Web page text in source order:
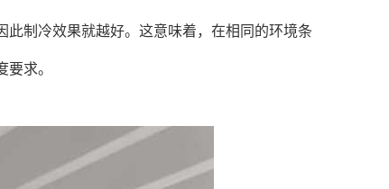
制冷效果就越好。这意味着，在相同的环境条
求。